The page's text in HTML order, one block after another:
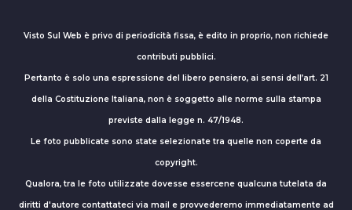
Visto Sul Web è privo di periodicità fissa, è edito in proprio, non richiede
contributi pubblici.
Pertanto è solo una espressione del libero pensiero, ai sensi dell’art. 21
della Costituzione Italiana, non è soggetto alle norme sulla stampa
previste dalla legge n. 47/1948.
Le foto pubblicate sono state selezionate tra quelle non coperte da
copyright.
Qualora, tra le foto utilizzate dovesse essercene qualcuna tutelata da
diritti d'autore contattateci via mail e provvederemo immediatamente ad